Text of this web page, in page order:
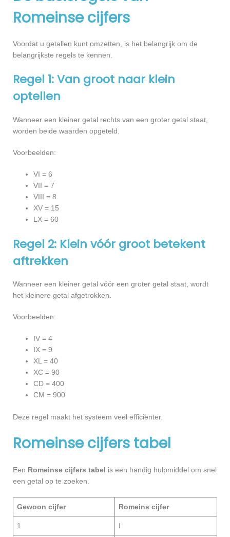
Romeinse cijfers
Voordat u getallen kunt omzetten, is het belangrijk om de
belangrijkste regels te kennen.
Regel 1: Van groot naar klein
optellen
Wanneer een kleiner getal rechts van een groter getal staat,
worden beide waarden opgeteld.
Voorbeelden:
VI = 6
VII = 7
VIII = 8
XV = 15
LX = 60
Regel 2: Klein vóór groot betekent
aftrekken
Wanneer een kleiner getal vóór een groter getal staat, wordt
het kleinere getal afgetrokken.
Voorbeelden:
IV = 4
IX = 9
XL = 40
XC = 90
CD = 400
CM = 900
Deze regel maakt het systeem veel efficiënter.
Romeinse cijfers tabel
Een Romeinse cijfers tabel is een handig hulpmiddel om snel
een getal op te zoeken.
Gewoon cijfer Romeins cijfer
1 I